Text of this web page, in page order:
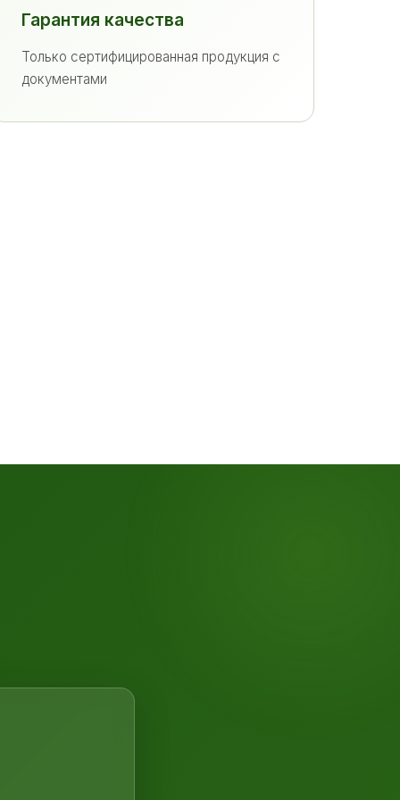
Гарантия качества
Только сертифицированная продукция с
документами